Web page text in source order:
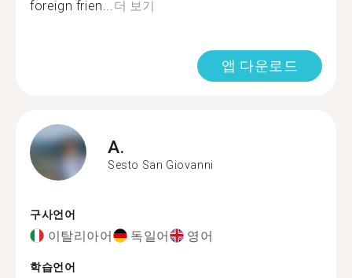
foreign frien...더 보기
앱 다운로드
A.
Sesto San Giovanni
구사언어
이탈리아어 독일어 영어
학습언어